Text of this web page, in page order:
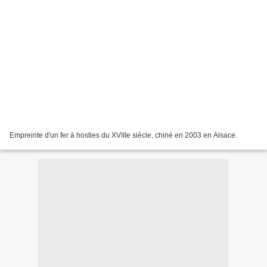
Empreinte d'un fer à hosties du XVIIIe siècle, chiné en 2003 en Alsace.